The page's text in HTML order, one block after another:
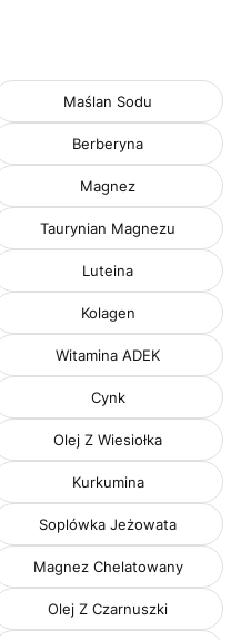
Maślan Sodu
Berberyna
Magnez
Taurynian Magnezu
Luteina
Kolagen
Witamina ADEK
Cynk
Olej Z Wiesiołka
Kurkumina
Soplówka Jeżowata
Magnez Chelatowany
Olej Z Czarnuszki